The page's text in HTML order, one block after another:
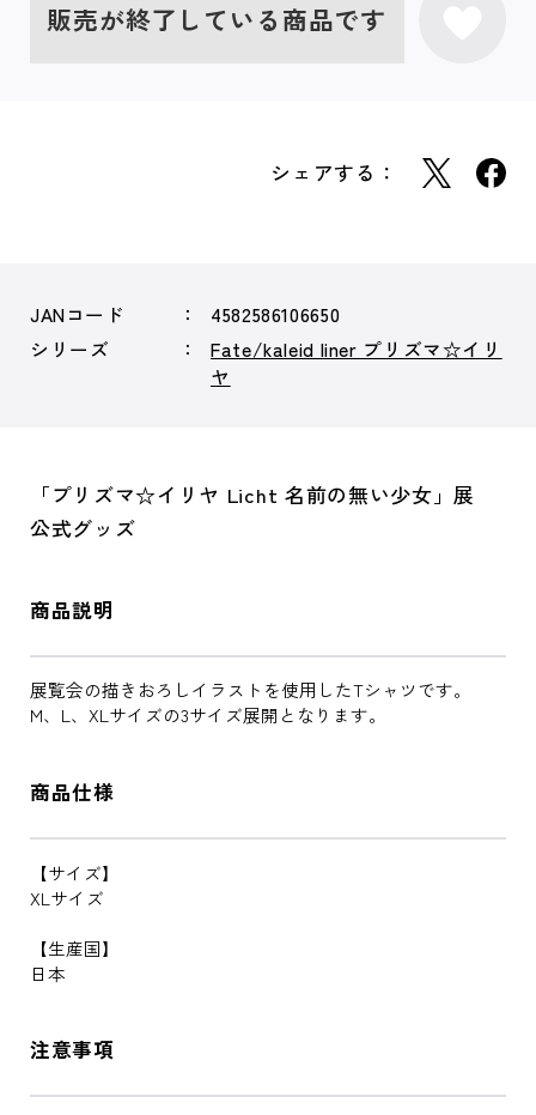
販売が終了している商品です
シェアする：
JANコード
4582586106650
シリーズ
Fate/kaleid liner プリズマ☆イリ
ヤ
「プリズマ☆イリヤ Licht 名前の無い少女」展
公式グッズ
商品説明
展覧会の描きおろしイラストを使用したTシャツです。
M、L、XLサイズの3サイズ展開となります。
商品仕様
【サイズ】
XLサイズ
【生産国】
日本
注意事項